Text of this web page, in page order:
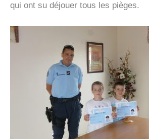
qui ont su déjouer tous les pièges.